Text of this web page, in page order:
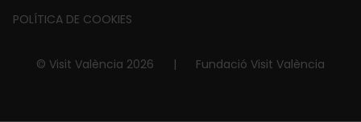
about
POLÍTICA DE COOKIES
© Visit València 2026 | Fundació Visit València